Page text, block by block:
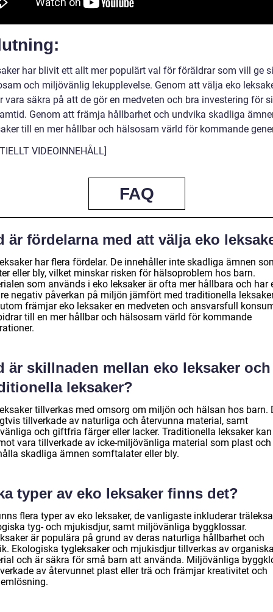
har blivit ett allt mer populärt val för föräldrar som vill ge
och miljövänlig lekupplevelse. Genom att välja eko
vara säkra på att de gör en medveten och bra investering för
Genom att främja hållbarhet och undvika skadliga
till en mer hållbar och hälsosam värld för kommande
VIDEOINNEHÅLL]
FAQ
är fördelarna med att välja eko
har flera fördelar. De innehåller inte skadliga ämnen
eller bly, vilket minskar risken för hälsoproblem hos barn.
som används i eko leksaker är ofta mer hållbara och har
negativ påverkan på miljön jämfört med traditionella
främjar eko leksaker en medveten och ansvarsfull
till en mer hållbar och hälsosam värld för kommande
är skillnaden mellan eko leksaker och
leksaker?
tillverkas med omsorg om miljön och hälsan hos barn.
tillverkade av naturliga och återvunna material, samt
och giftfria färger eller lacker. Traditionella leksaker kan
vara tillverkade av icke-miljövänliga material som plast och
skadliga ämnen somftalater eller bly.
typer av eko leksaker finns det?
flera typer av eko leksaker, de vanligaste inkluderar
tyg- och mjukisdjur, samt miljövänliga byggklossar.
är populära på grund av deras naturliga hållbarhet och
Ekologiska tygleksaker och mjukisdjur tillverkas av
och är säkra för små barn att använda. Miljövänliga
av återvunnet plast eller trä och främjar kreativitet och